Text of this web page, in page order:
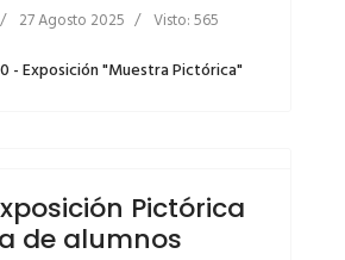
27 Agosto 2025 Visto: 565
- Exposición "Muestra Pictórica"
Pictórica
de alumnos